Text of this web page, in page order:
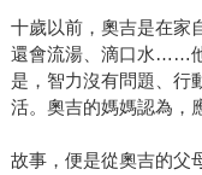
十歲以前，奧吉是在家
還會流湯、滴口水……
是，智力沒有問題、行
活。奧吉的媽媽認為，
故事，便是從奧吉的父